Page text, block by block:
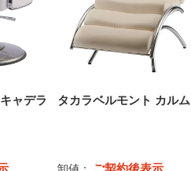
ャデラ タカラベルモント カルム